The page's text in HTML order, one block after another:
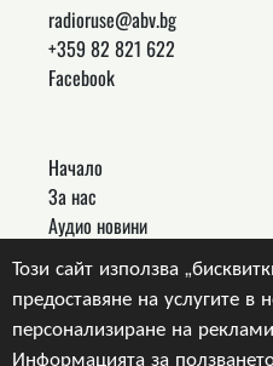
Този сайт използва
предоставяне на услугите в
персонализиране на
Информацията за
radioruse@abv.bg
+359 82 821 622
Facebook
Начало
За нас
Аудио новини
Реклама
Връзки
Контакти